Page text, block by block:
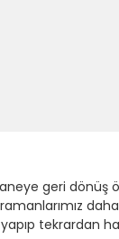
geri
tekrardan